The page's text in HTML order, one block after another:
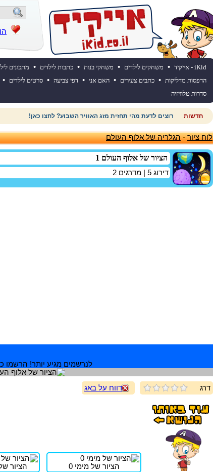
iKid - אייקיד • משחקים לילדים • משחקי בנות • כתבות לילדים • מתכונים
הדפסות מדליקות • כתבים צעירים • האם אני • דפי צביעה • סרטים לילדים •
סדרות טלוויזיה
חדשות רוצים לדעת מהי תחזית מזג האוויר השבוע? לחצו כאן!
לוח ציור-הגלריה של אלוף העולם
הציור של אלוף העולם 1
דירוג 5 | מדרגים 2
לנרשמים מגיע יותר! הרשמו
דרג דווח על באג
הציור של מימי 0 הציור של